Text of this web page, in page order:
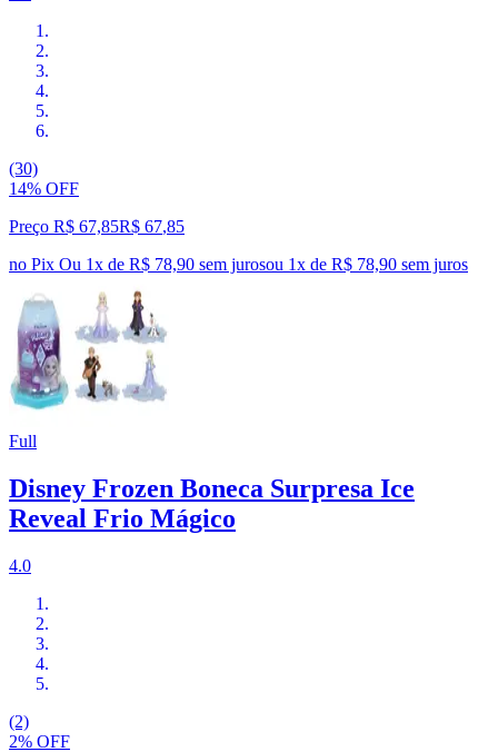
(30)
14% OFF
Preço R$ 67,85R$ 67,85
no Pix Ou 1x de R$ 78,90 sem jurosou 1x de R$ 78,90 sem juros
Full
Disney Frozen Boneca Surpresa Ice
Reveal Frio Mágico
4.0
(2)
2% OFF